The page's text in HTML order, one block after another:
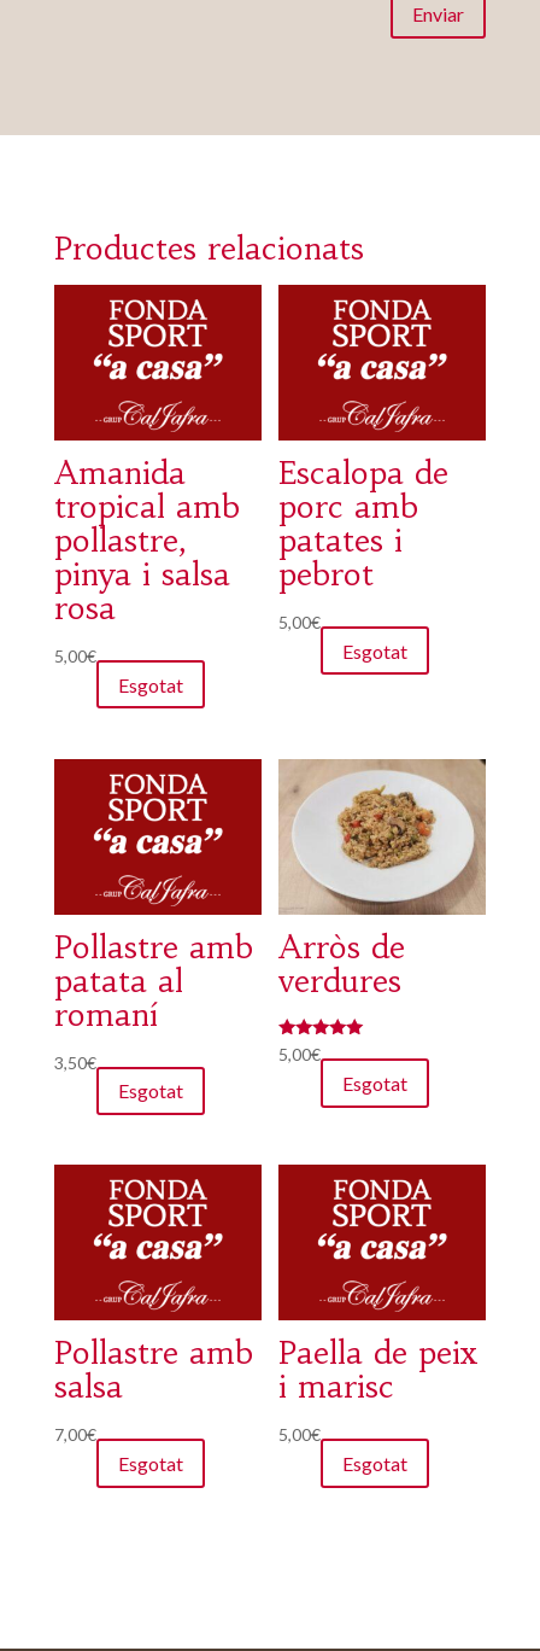
Enviar
Productes relacionats
Amanida
tropical amb
pollastre,
pinya i salsa
rosa
5,00€
Esgotat
Escalopa de
porc amb
patates i
pebrot
5,00€
Esgotat
Pollastre amb
patata al
romaní
3,50€
Esgotat
Arròs de
verdures
Puntuat amb
5.00
5,00€
Esgotat
Pollastre amb
salsa
7,00€
Esgotat
Paella de peix
i marisc
5,00€
Esgotat